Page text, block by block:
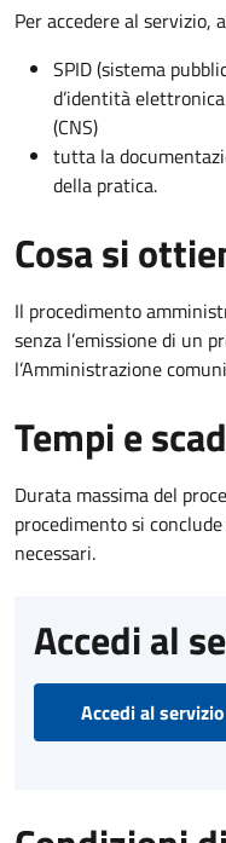
Per accedere al servizio,
SPID (sistema
d’identità
(CNS)
tutta la
della pratica.
Cosa si
Il procedimento
senza l’emissione di un
l’Amministrazione
Tempi e
Durata massima del
procedimento si
necessari.
Accedi al
Accedi al servizio